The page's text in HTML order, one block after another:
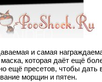
и самая
которая даёт ещё
ещё пресетов, чтобы дать
морщин и пятен.